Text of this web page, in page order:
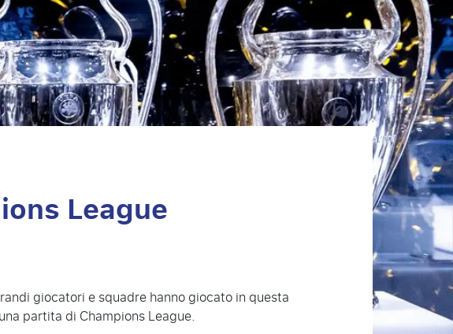
League
giocatori e squadre hanno giocato in questa
partita di Champions League.